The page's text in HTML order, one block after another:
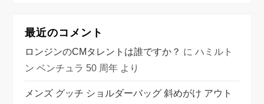
最近のコメント
ロンジンのCMタレントは誰ですか？ にハミルト
ン ベンチュラ 50 周年 より
メンズ グッチ ショルダーバッグ 斜めがけ アウト